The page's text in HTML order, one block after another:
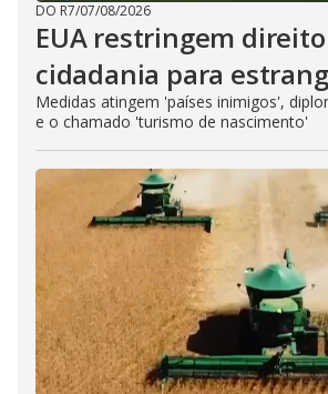
DO R7/07/08/2026
EUA restringem direito
cidadania para
Medidas atingem 'países inimigos',
e o chamado 'turismo de nascimento'